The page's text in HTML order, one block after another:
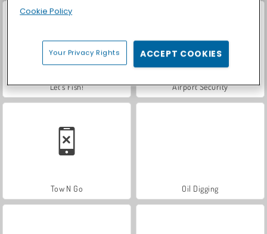
Let's Fish! Airport Security
Tow N Go Oil Digging
Cookie Policy
Your Privacy Rights ACCEPT COOKIES